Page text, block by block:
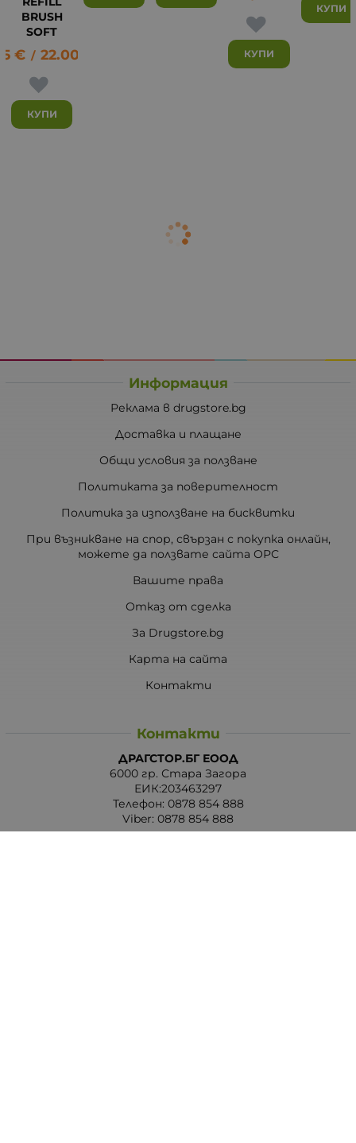
BRUSH
SOFT
€ / 22.00
КУПИ
КУПИ
КУПИ
Информация
Реклама в drugstore.bg
Доставка и плащане
Общи условия за ползване
Политиката за поверителност
Политика за използване на бисквитки
При възникване на спор, свързан с покупка онлайн,
можете да ползвате сайта ОРС
Вашите права
Отказ от сделка
За Drugstore.bg
Карта на сайта
Контакти
Контакти
ДРАГСТОР.БГ ЕООД
6000 гр. Стара Загора
ЕИК:203463297
Телефон: 0878 854 888
Viber: 0878 854 888